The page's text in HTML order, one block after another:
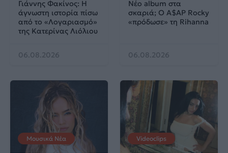
Γιάννης Φακίνος: Η
άγνωστη ιστορία πίσω
από το «Λογαριασμό»
της Κατερίνας Λιόλιου
06.08.2026
Νέο album στα
σκαριά; Ο A$AP Rocky
«πρόδωσε» τη Rihanna
06.08.2026
Μουσικά Νέα Videoclips